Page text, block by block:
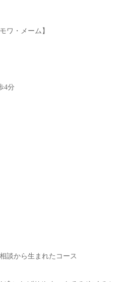
ワ・メーム】
4分
談から生まれたコース